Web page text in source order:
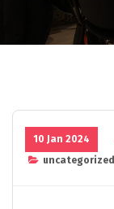
10 Jan 2024
uncategorized